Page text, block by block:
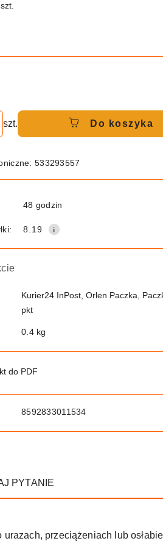
szt.
szt. Do koszyka
533293557
48 godzin
8.19
Kurier24 InPost, Orlen Paczka,
pkt
0.4 kg
do PDF
8592833011534
PYTANIE
przeciążeniach lub